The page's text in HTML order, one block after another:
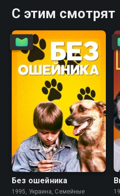
С этим смотрят
6.7 4.6
Без ошейника
1995, Украина, Семейные